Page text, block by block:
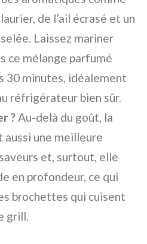
de l’ail écrasé et un
Laissez mariner
ce mélange parfumé
30 minutes, idéalement
réfrigérateur bien sûr.
?Au-delà du goût, la
aussi une meilleure
et, surtout, elle
en profondeur, ce qui
brochettes qui cuisent
grill.